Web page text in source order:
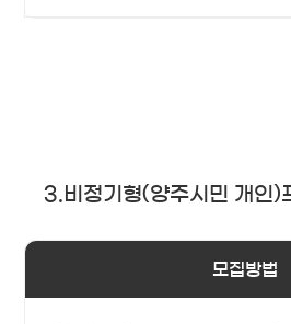
3.비정기형(양주시민 개인)
모집방법